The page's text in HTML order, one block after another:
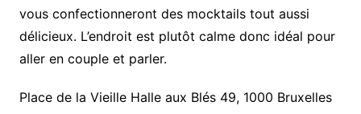
vous confectionneront des mocktails tout aussi
délicieux. L’endroit est plutôt calme donc idéal pour
aller en couple et parler.
Place de la Vieille Halle aux Blés 49, 1000 Bruxelles